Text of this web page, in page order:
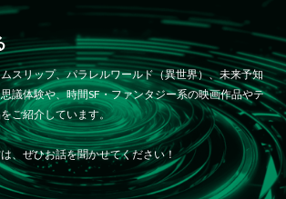
スリップ、パラレルワールド（異世界）、未来予知
議体験や、時間SF・ファンタジー系の映画作品やテ
ご紹介しています。
、ぜひお話を聞かせてください！